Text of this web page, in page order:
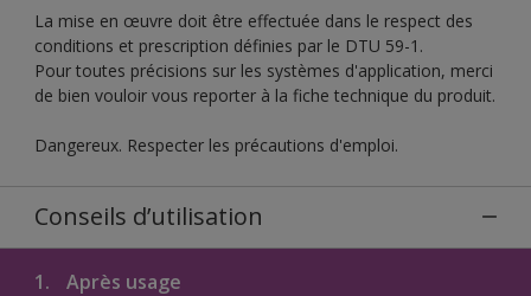
La mise en œuvre doit être effectuée dans le respect des
conditions et prescription définies par le DTU 59-1.
Pour toutes précisions sur les systèmes d'application, merci
de bien vouloir vous reporter à la fiche technique du produit.
Dangereux. Respecter les précautions d'emploi.
Conseils d’utilisation
1. Après usage